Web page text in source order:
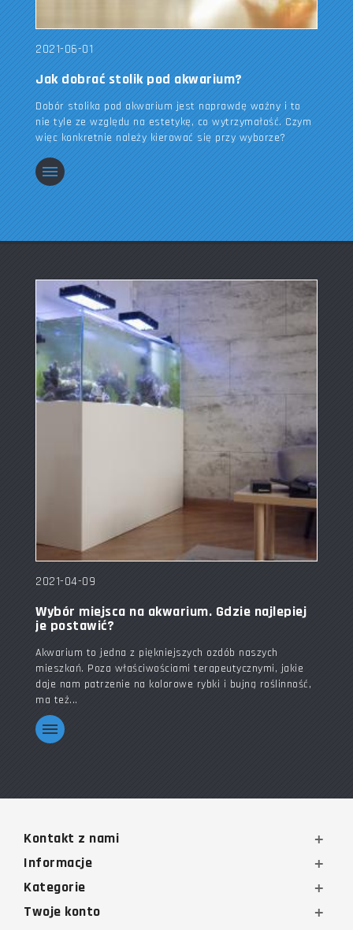
2021-06-01
Jak dobrać stolik pod akwarium?
Dobór stolika pod akwarium jest naprawdę ważny i to
nie tyle ze względu na estetykę, co wytrzymałość. Czym
więc konkretnie należy kierować się przy wyborze?
2021-04-09
Wybór miejsca na akwarium. Gdzie najlepiej
je postawić?
Akwarium to jedna z piękniejszych ozdób naszych
mieszkań. Poza właściwościami terapeutycznymi, jakie
daje nam patrzenie na kolorowe rybki i bujną roślinność,
ma też...
Kontakt z nami
Informacje
Kategorie
Twoje konto